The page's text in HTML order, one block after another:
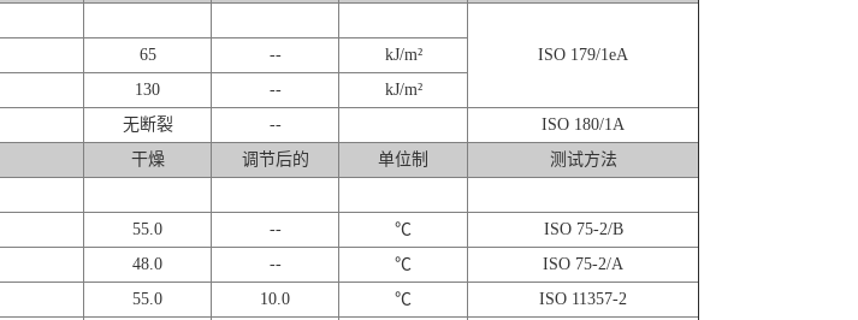
ISO 179/1eA
65 --
kJ/m²
130 --
kJ/m²
无断裂 --
ISO 180/1A
干燥 调节后的 单位制
测试方法
55.0 -- ℃
ISO 75-2/B
48.0 -- ℃
ISO 75-2/A
55.0 10.0 ℃
ISO 11357-2